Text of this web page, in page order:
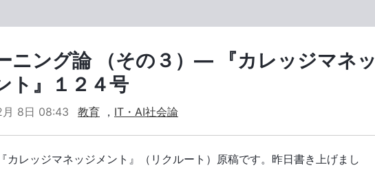
ニング論 （その３）― 『カレッジマネッ
ト』１２４号
8日 08:43 教育 ， IT・AI社会論
カレッジマネッジメント』（リクルート）原稿です。昨日書き上げまし